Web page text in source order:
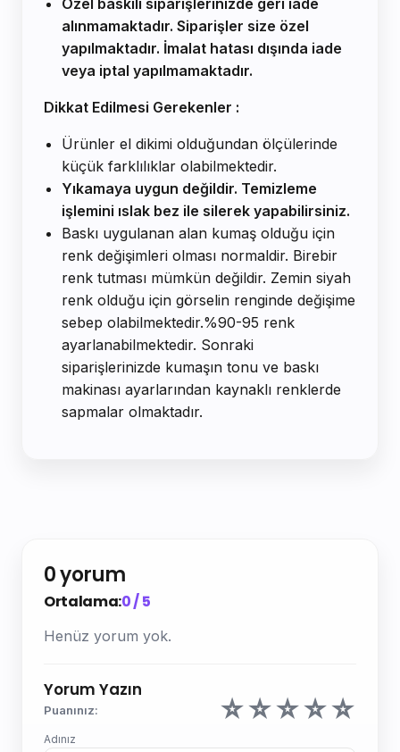
Özel baskılı siparişlerinizde geri iade
alınmamaktadır. Siparişler size özel
yapılmaktadır. İmalat hatası dışında iade
veya iptal yapılmamaktadır.
Dikkat Edilmesi Gerekenler :
Ürünler el dikimi olduğundan ölçülerinde
küçük farklılıklar olabilmektedir.
Yıkamaya uygun değildir. Temizleme
işlemini ıslak bez ile silerek yapabilirsiniz.
Baskı uygulanan alan kumaş olduğu için
renk değişimleri olması normaldir. Birebir
renk tutması mümkün değildir. Zemin siyah
renk olduğu için görselin renginde değişime
sebep olabilmektedir.%90-95 renk
ayarlanabilmektedir. Sonraki
siparişlerinizde kumaşın tonu ve baskı
makinası ayarlarından kaynaklı renklerde
sapmalar olmaktadır.
0 yorum
Ortalama:0 / 5
Henüz yorum yok.
Yorum Yazın
Puanınız: ☆☆☆☆☆
Adınız